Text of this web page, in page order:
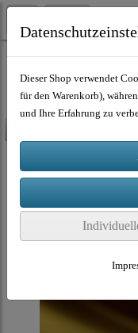
Musik Download
Dieser Shop verwendet
für den Warenkorb),
und Ihre Erfahrung zu